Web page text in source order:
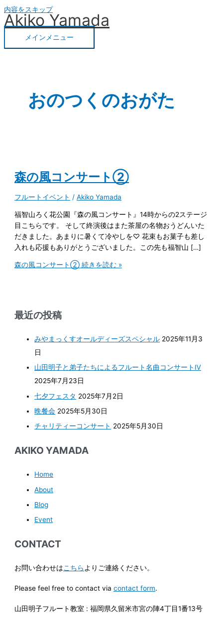
内容をスキップ
Akiko Yamada
メインメニュー
おのつくのおがた
森の風コンサート②
フルートイベント /Akiko Yamada
福智山ろく花公園『森の風コンサート』14時からの2ステージ
目こちらです。 そして終演後はまた茶屋の名物おうどんいた
だきました。あまりに暑くて冷やしを♡ 花束もお菓子も差し
入れも応援もありがとうございました。この先も福智山 […]
森の風コンサート② 続きを読む »
最近の投稿
みやまっくすオールディーズスペシャル 2025年11月3
日
山田明子と弟子たちによるフルート名曲コンサートⅣ
2025年7月23日
七夕フェスタ 2025年7月2日
晩餐会 2025年5月30日
チャリティーコンサート 2025年5月30日
AKIKO YAMADA
Home
About
Blog
Event
CONTACT
お問い合わせはこちらよりご連絡ください。
Please feel free to contact viacontact form.
山田明子フルート教室 : 福岡県久留米市宮の陣4丁目1番13号